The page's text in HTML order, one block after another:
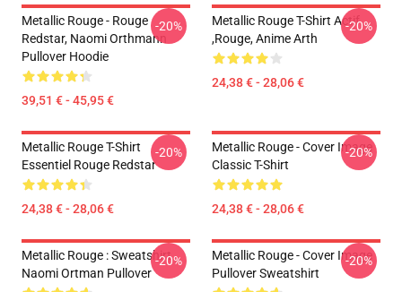
Metallic Rouge - Rouge
Redstar, Naomi Orthmann
Pullover Hoodie
39,51 € - 45,95 €
-20%
Metallic Rouge T-Shirt Actif
,rouge, Anime Arth
24,38 € - 28,06 €
-20%
Metallic Rouge T-Shirt
Essentiel Rouge Redstar
24,38 € - 28,06 €
-20%
Metallic Rouge - Cover Image
Classic T-Shirt
24,38 € - 28,06 €
-20%
Metallic Rouge : Sweatshirt
Naomi Ortman Pullover
-20%
Metallic Rouge - Cover Image
Pullover Sweatshirt
-20%